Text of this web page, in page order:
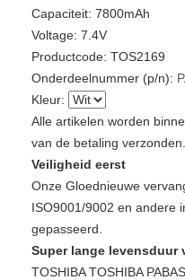
Capaciteit: 7800mAh
Voltage: 7.4V
Productcode: TOS2169
Onderdeelnummer (p/n):
Kleur:
Alle artikelen worden
van de betaling verzonden.
Veiligheid eerst
Onze Gloednieuwe
ISO9001/9002 en andere
gepasseerd.
Super lange levensduur
TOSHIBA TOSHIBA